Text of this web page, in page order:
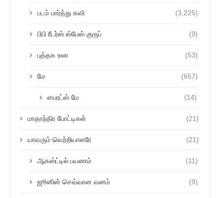
படம் பார்த்து கவி (3,225)
பிபி ரீடர்ஸ் ஸ்பேஸ் குரூப் (9)
புத்தக உலா (53)
மே (657)
பைரட்ஸ் மே (14)
மாதாந்திர போட்டிகள் (21)
யாவரும் வெற்றியாளரே (21)
ஆகஸ்ட்டில் பயணம் (11)
ஜூனின் செவ்வான வனம் (9)